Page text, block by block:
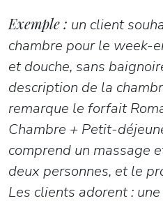
Exemple : un client
chambre pour le week-
et douche, sans
description de la
remarque le forfait
Chambre + Petit-
comprend un massage
deux personnes, et le
Les clients adorent :